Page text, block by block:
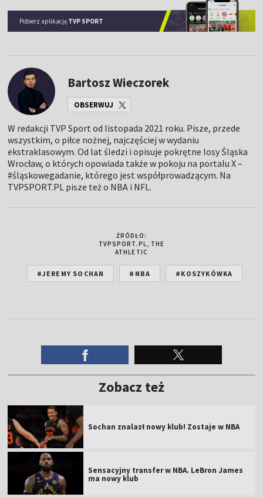
Pobierz aplikację TVP SPORT
Bartosz Wieczorek
OBSERWUJ
W redakcji TVP Sport od listopada 2021 roku. Pisze, przede
wszystkim, o piłce nożnej, najczęściej w wydaniu
ekstraklasowym. Od lat śledzi i opisuje pokrętne losy Śląska
Wrocław, o których opowiada także w pokoju na portalu X –
#śląskowegadanie, którego jest współprowadzącym. Na
TVPSPORT.PL pisze też o NBA i NFL.
ŹRÓDŁO:
TVPSPORT.PL, THE
ATHLETIC
#JEREMY SOCHAN #NBA #KOSZYKÓWKA
Zobacz też
Sochan znalazł nowy klub! Zostaje w NBA
Sensacyjny transfer w NBA. LeBron James
ma nowy klub